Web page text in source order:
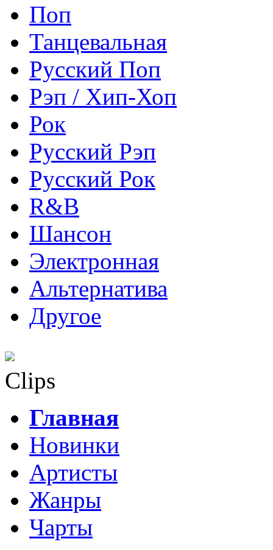
Поп
Танцевальная
Русский Поп
Рэп / Хип-Хоп
Рок
Русский Рэп
Русский Рок
R&B
Шансон
Электронная
Альтернатива
Другое
Clips
Главная
Новинки
Артисты
Жанры
Чарты